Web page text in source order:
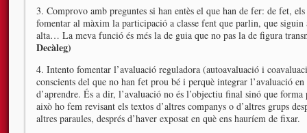
3. Comprovo amb preguntes si han entès el que han de fer: de fet,
fomentar al màxim la participació a classe fent que parlin, que
alta… La meva funció és més la de guia que no pas la de figura
Decàleg)
4. Intento fomentar l’avaluació reguladora (autoavaluació i
conscients del que no han fet prou bé i perquè integrar l’avaluació
d’aprendre. És a dir, l’avaluació no és l’objectiu final sinó que
això ho fem revisant els textos d’altres companys o d’altres grups
altres paraules, després d’haver exposat en què ens hauríem de fixar.